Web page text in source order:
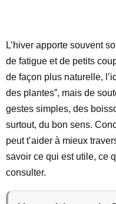
L’hiver apporte souvent
de fatigue et de petits
de façon plus naturelle,
des plantes”, mais de
gestes simples, des
surtout, du bon sens.
peut t’aider à mieux
savoir ce qui est utile, ce
consulter.